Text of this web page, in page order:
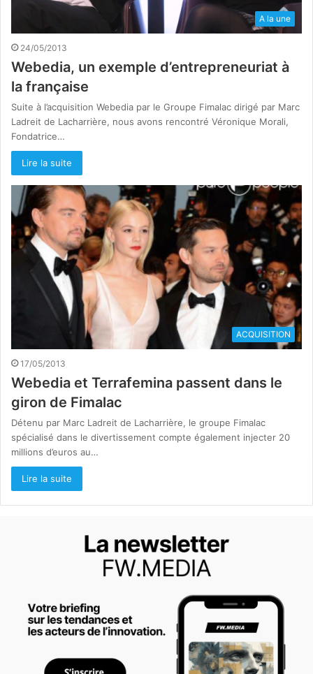
A la une
24/05/2013
Webedia, un exemple d’entrepreneuriat à
la française
Suite à l’acquisition Webedia par le Groupe Fimalac dirigé par Marc
Ladreit de Lacharrière, nous avons rencontré Véronique Morali,
Fondatrice…
Lire la suite
ACQUISITION
17/05/2013
Webedia et Terrafemina passent dans le
giron de Fimalac
Détenu par Marc Ladreit de Lacharrière, le groupe Fimalac
spécialisé dans le divertissement compte également injecter 20
millions d’euros au…
Lire la suite